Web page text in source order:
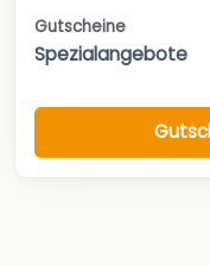
Gutscheine
Spezialangebote